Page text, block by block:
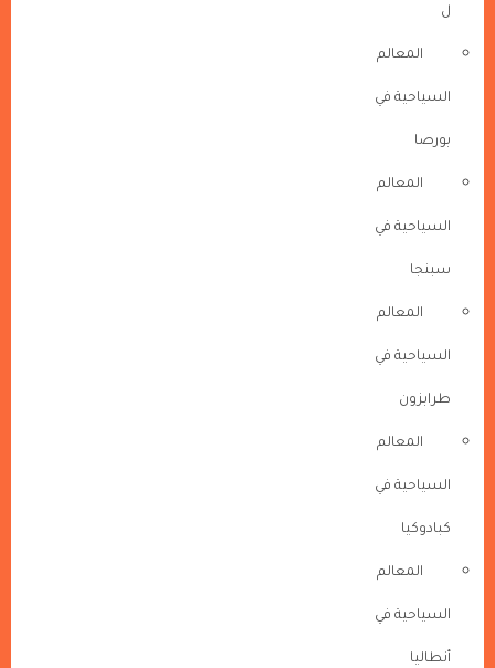
ل
المعالم
السياحية في
بورصا
المعالم
السياحية في
سبنجا
المعالم
السياحية في
طرابزون
المعالم
السياحية في
كبادوكيا
المعالم
السياحية في
أنطاليا